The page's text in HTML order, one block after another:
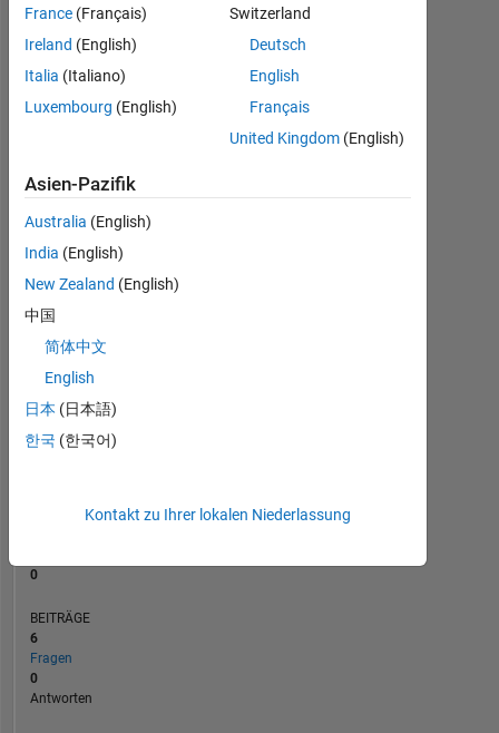
Statistik
MATLAB Answers
BEITRÄGE
1
3
06/21
01/22
08/22
03/23
10/23
05/24
12/24
07/25
02/26
02/22
10/22
06/23
02/24
10/24
06/25
RANG
0
BEITRÄGE
6
Fragen
0
Antworten
France (Français)
Ireland (English)
Italia (Italiano)
Luxembourg (English)
Switzerland
Deutsch
English
Français
United Kingdom (English)
Asien-Pazifik
Australia (English)
India (English)
New Zealand (English)
中国
简体中文
English
日本 (日本語)
한국 (한국어)
Kontakt zu Ihrer lokalen Niederlassung